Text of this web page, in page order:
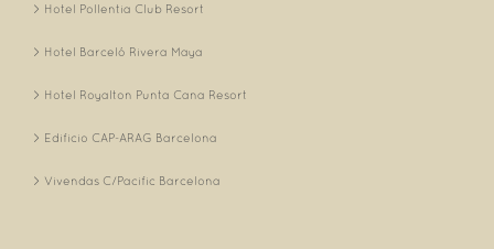
Hotel Pollentia Club Resort
Hotel Barceló Rivera Maya
Hotel Royalton Punta Cana Resort
Edificio CAP-ARAG Barcelona
Vivendas C/Pacific Barcelona